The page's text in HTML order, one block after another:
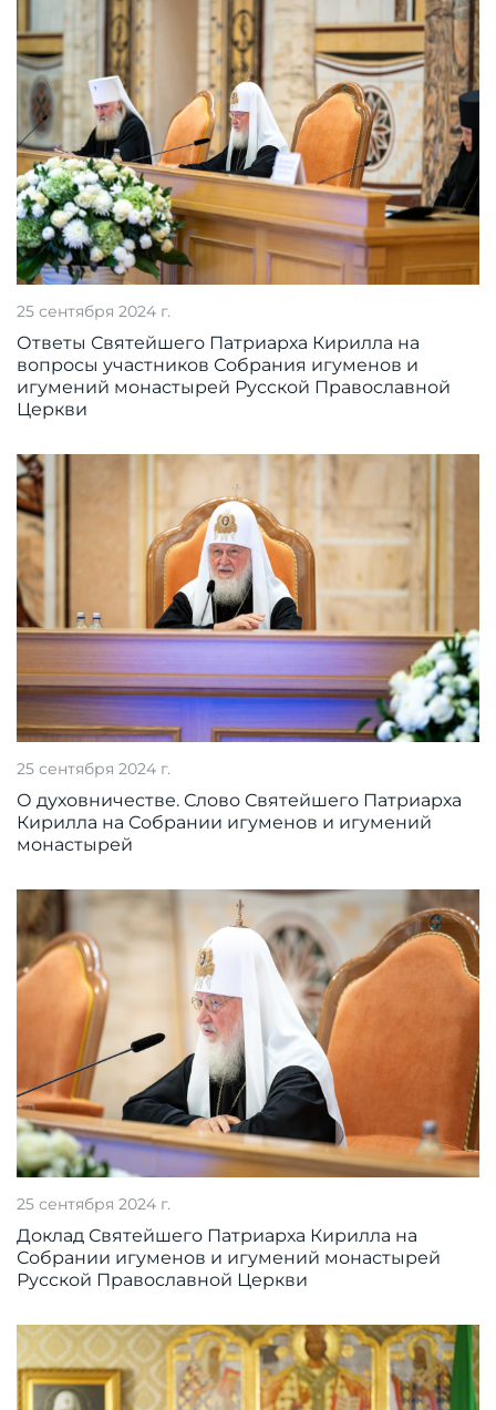
25 сентября 2024 г.
Ответы Святейшего Патриарха Кирилла на
вопросы участников Собрания игуменов и
игумений монастырей Русской Православной
Церкви
25 сентября 2024 г.
О духовничестве. Слово Святейшего Патриарха
Кирилла на Собрании игуменов и игумений
монастырей
25 сентября 2024 г.
Доклад Святейшего Патриарха Кирилла на
Собрании игуменов и игумений монастырей
Русской Православной Церкви